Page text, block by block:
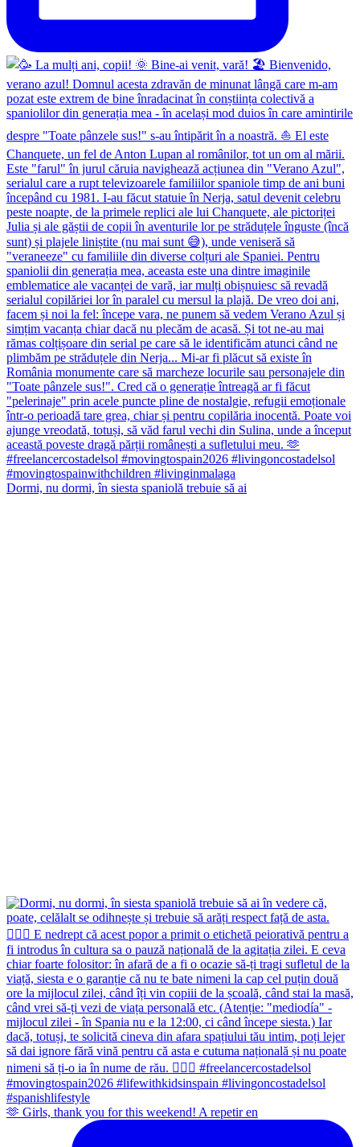
Dormi, nu dormi, în siesta spaniolă trebuie să ai
🫶 Girls, thank you for this weekend! A repetir en